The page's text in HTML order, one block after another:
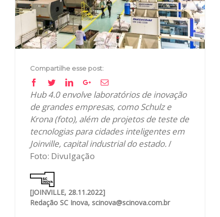
Compartilhe esse post:
Facebook
TwitterLinkedinGoogle+Email
Hub 4.0 envolve laboratórios de inovação
de grandes empresas, como Schulz e
Krona (foto), além de projetos de teste de
tecnologias para cidades inteligentes em
Joinville, capital industrial do estado./
Foto: Divulgação
[JOINVILLE, 28.11.2022]
Redação SC Inova, scinova@scinova.com.br